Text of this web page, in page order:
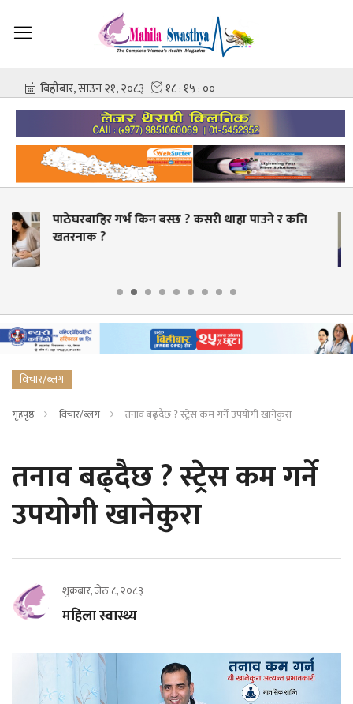
पाउने र कति
स्वास्थ्य क्षेत्रमा व्यापक सुधारको
विचार/ब्लग
गृहपृष्ठ विचार/ब्लग तनाव बढ्दैछ ? स्ट्रेस कम गर्ने उपयोगी खानेकुरा
तनाव बढ्दैछ ? स्ट्रेस कम गर्ने
उपयोगी खानेकुरा
शुक्रबार, जेठ ८, २०८३
महिला स्वास्थ्य